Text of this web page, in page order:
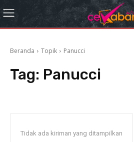
Beranda Topik Panucci
Tag: Panucci
Tidak ada kiriman yang ditampilkan